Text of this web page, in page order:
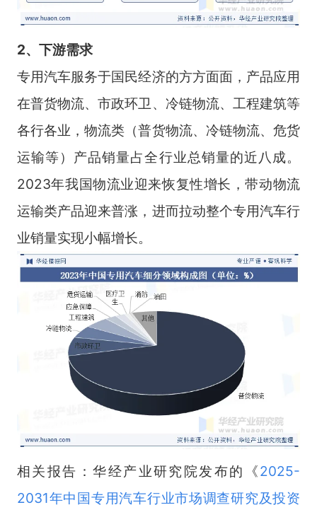
2、下游需求
专用汽车服务于国民经济的方方面面，产品应用
在普货物流、市政环卫、冷链物流、工程建筑等
各行各业，物流类（普货物流、冷链物流、危货
运输等）产品销量占全行业总销量的近八成。
2023年我国物流业迎来恢复性增长，带动物流
运输类产品迎来普涨，进而拉动整个专用汽车行
业销量实现小幅增长。
相关报告：华经产业研究院发布的《2025-
2031年中国专用汽车行业市场调查研究及投资